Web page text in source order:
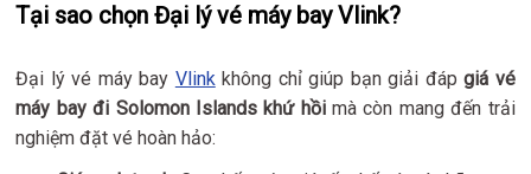
Tại sao chọn Đại lý vé máy bay Vlink?
Đại lý vé máy bay Vlinkkhông chỉ giúp bạn giải đápgiá vé
máy bay đi Solomon Islands khứ hồimà còn mang đến trải
nghiệm đặt vé hoàn hảo: